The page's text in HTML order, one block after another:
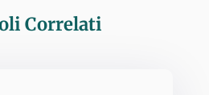
Correlati